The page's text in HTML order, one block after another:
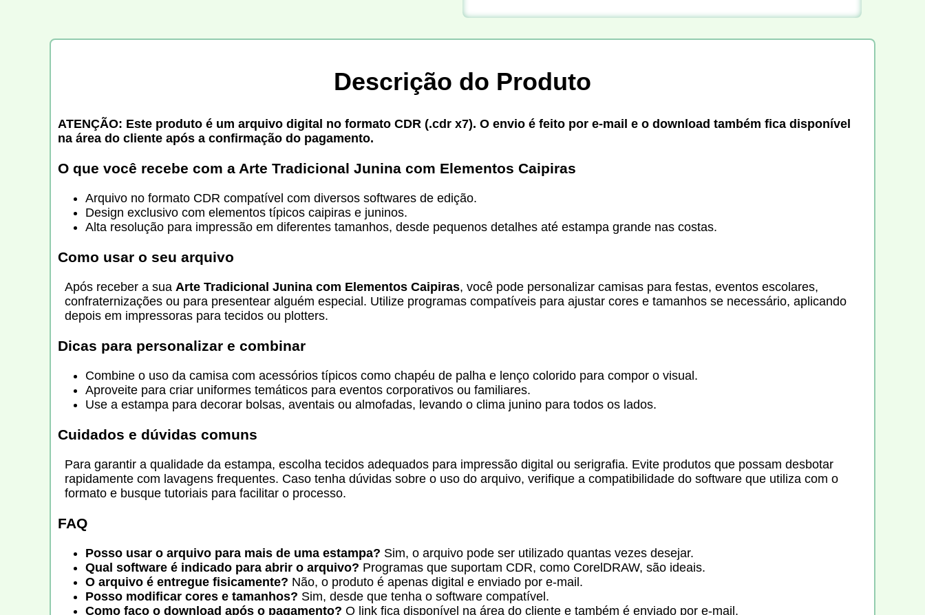
Descrição do Produto
ATENÇÃO: Este produto é um arquivo digital no formato CDR (.cdr x7). O envio é feito por e-mail e o download também fica disponível
na área do cliente após a confirmação do pagamento.
O que você recebe com a Arte Tradicional Junina com Elementos Caipiras
Arquivo no formato CDR compatível com diversos softwares de edição.
Design exclusivo com elementos típicos caipiras e juninos.
Alta resolução para impressão em diferentes tamanhos, desde pequenos detalhes até estampa grande nas costas.
Como usar o seu arquivo
Após receber a sua Arte Tradicional Junina com Elementos Caipiras, você pode personalizar camisas para festas, eventos escolares,
confraternizações ou para presentear alguém especial. Utilize programas compatíveis para ajustar cores e tamanhos se necessário, aplicando
depois em impressoras para tecidos ou plotters.
Dicas para personalizar e combinar
Combine o uso da camisa com acessórios típicos como chapéu de palha e lenço colorido para compor o visual.
Aproveite para criar uniformes temáticos para eventos corporativos ou familiares.
Use a estampa para decorar bolsas, aventais ou almofadas, levando o clima junino para todos os lados.
Cuidados e dúvidas comuns
Para garantir a qualidade da estampa, escolha tecidos adequados para impressão digital ou serigrafia. Evite produtos que possam desbotar
rapidamente com lavagens frequentes. Caso tenha dúvidas sobre o uso do arquivo, verifique a compatibilidade do software que utiliza com o
formato e busque tutoriais para facilitar o processo.
FAQ
Posso usar o arquivo para mais de uma estampa? Sim, o arquivo pode ser utilizado quantas vezes desejar.
Qual software é indicado para abrir o arquivo? Programas que suportam CDR, como CorelDRAW, são ideais.
O arquivo é entregue fisicamente? Não, o produto é apenas digital e enviado por e-mail.
Posso modificar cores e tamanhos? Sim, desde que tenha o software compatível.
Como faço o download após o pagamento? O link fica disponível na área do cliente e também é enviado por e-mail.